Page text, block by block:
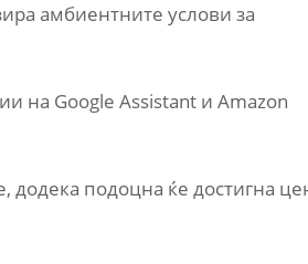
амбиентните услови за
на Google Assistant и Amazon
додека подоцна ќе достигна